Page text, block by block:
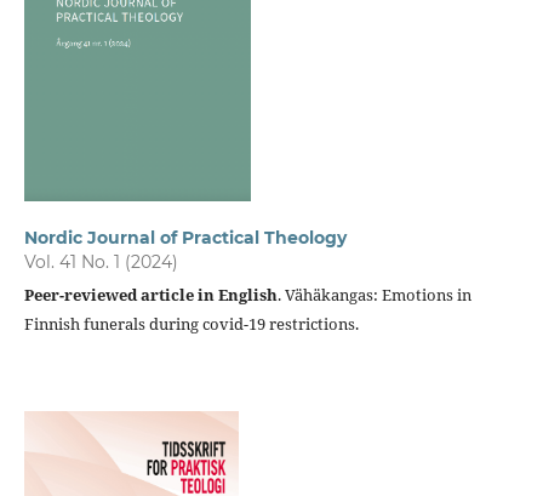
Nordic Journal of Practical Theology
Vol. 41 No. 1 (2024)
Peer-reviewed article in English. Vähäkangas: Emotions in
Finnish funerals during covid-19 restrictions.